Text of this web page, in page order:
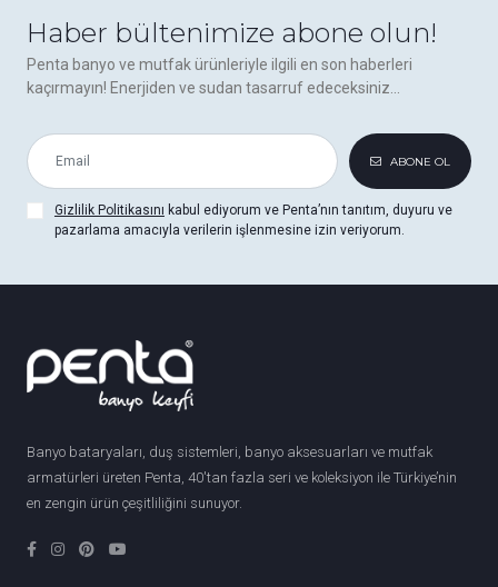
Haber bültenimize abone olun!
Penta banyo ve mutfak ürünleriyle ilgili en son haberleri
kaçırmayın! Enerjiden ve sudan tasarruf edeceksiniz...
ABONE OL
Gizlilik Politikasını kabul ediyorum ve Penta’nın tanıtım, duyuru ve
pazarlama amacıyla verilerin işlenmesine izin veriyorum.
Banyo bataryaları, duş sistemleri, banyo aksesuarları ve mutfak
armatürleri üreten Penta, 40'tan fazla seri ve koleksiyon ile Türkiye’nin
en zengin ürün çeşitliliğini sunuyor.